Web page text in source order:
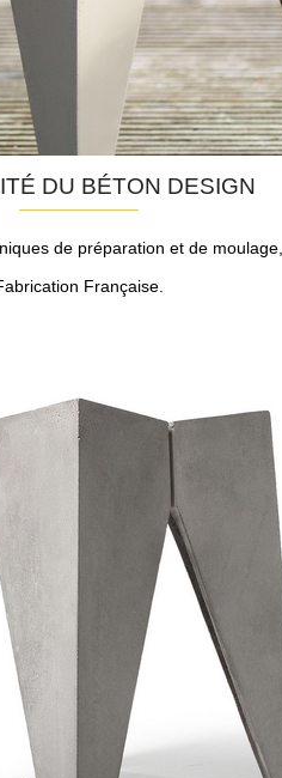
DU BÉTON DESIGN
de préparation et de
Française.